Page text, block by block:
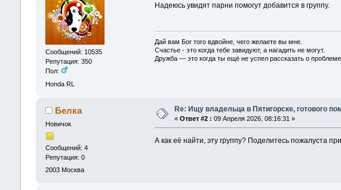
Сообщений: 10535
Репутация: 350
Пол:
Honda RL
Надеюсь увидят парни помогут добавится в группу.
Дай вам Бог того вдвойне, чего желаете вы мне.
Счастье - это когда тебе завидуют, а нагадить не могут.
Дружба — это когда ты ещё не успел рассказать о
Белка
Новичок
Сообщений: 4
Репутация: 0
2003 Москва
Re: Ищу владельца в Пятигорске, готового
« Ответ #2 : 09 Апреля 2026, 08:16:31 »
А как её найти, эту группу? Поделитесь пожалуста